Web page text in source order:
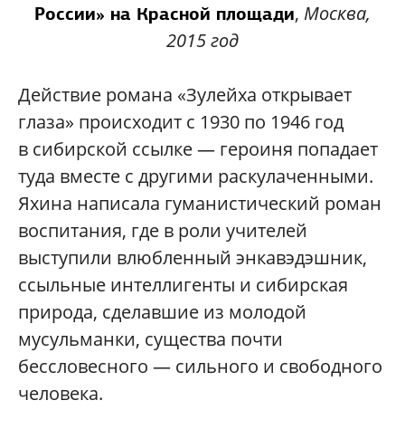
России» на Красной площади, Москва,
2015 год
Действие романа «Зулейха открывает
глаза» происходит с 1930 по 1946 год
в сибирской ссылке — героиня попадает
туда вместе с другими раскулаченными.
Яхина написала гуманистический роман
воспитания, где в роли учителей
выступили влюбленный энкавэдэшник,
ссыльные интеллигенты и сибирская
природа, сделавшие из молодой
мусульманки, существа почти
бессловесного — сильного и свободного
человека.